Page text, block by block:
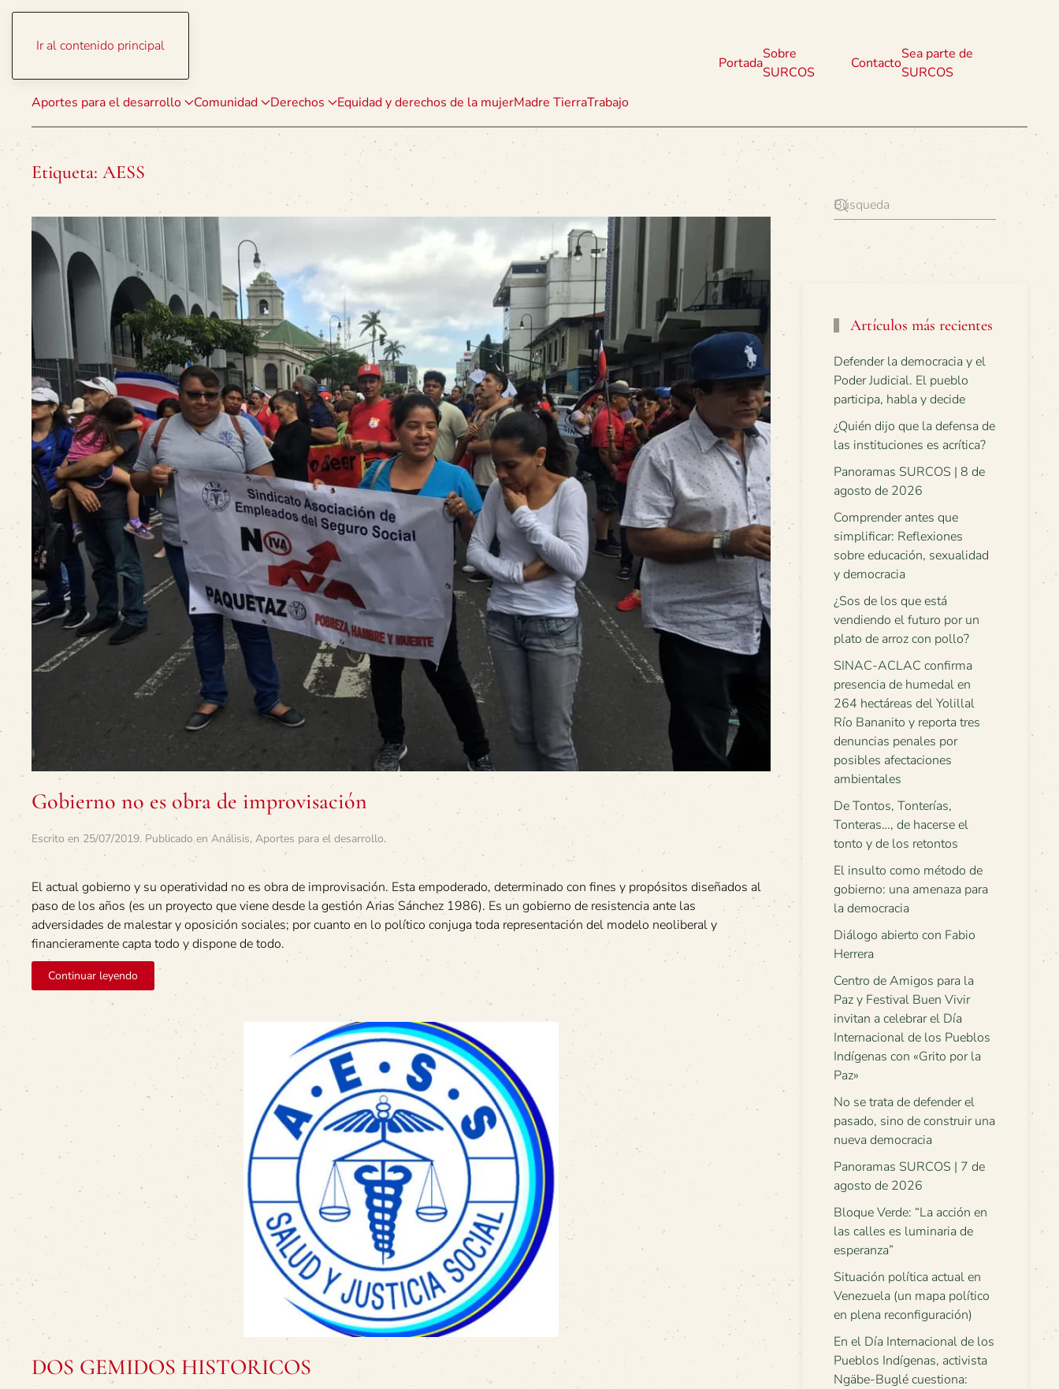
Ir al contenido principal
Aportes para el desarrollo Comunidad Derechos Equidad y derechos de la mujerMadre TierraTrabajo
Portada
Sobre
SURCOS
Contacto
Sea parte de
SURCOS
Etiqueta: AESS
Gobierno no es obra de improvisación
Escrito en 25/07/2019. Publicado enAnálisis, Aportes para el desarrollo.
El actual gobierno y su operatividad no es obra de improvisación. Esta empoderado, determinado con fines y propósitos diseñados al
paso de los años (es un proyecto que viene desde la gestión Arias Sánchez 1986). Es un gobierno de resistencia ante las
adversidades de malestar y oposición sociales; por cuanto en lo político conjuga toda representación del modelo neoliberal y
financieramente capta todo y dispone de todo.
Continuar leyendo
DOS GEMIDOS HISTORICOS
Artículos más recientes
Defender la democracia y el
Poder Judicial. El pueblo
participa, habla y decide
¿Quién dijo que la defensa de
las instituciones es acrítica?
Panoramas SURCOS | 8 de
agosto de 2026
Comprender antes que
simplificar: Reflexiones
sobre educación, sexualidad
y democracia
¿Sos de los que está
vendiendo el futuro por un
plato de arroz con pollo?
SINAC-ACLAC confirma
presencia de humedal en
264 hectáreas del Yolillal
Río Bananito y reporta tres
denuncias penales por
posibles afectaciones
ambientales
De Tontos, Tonterías,
Tonteras…, de hacerse el
tonto y de los retontos
El insulto como método de
gobierno: una amenaza para
la democracia
Diálogo abierto con Fabio
Herrera
Centro de Amigos para la
Paz y Festival Buen Vivir
invitan a celebrar el Día
Internacional de los Pueblos
Indígenas con «Grito por la
Paz»
No se trata de defender el
pasado, sino de construir una
nueva democracia
Panoramas SURCOS | 7 de
agosto de 2026
Bloque Verde: “La acción en
las calles es luminaria de
esperanza”
Situación política actual en
Venezuela (un mapa político
en plena reconfiguración)
En el Día Internacional de los
Pueblos Indígenas, activista
Ngäbe-Buglé cuestiona: